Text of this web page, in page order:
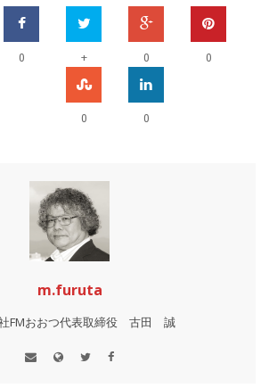
0 + 0 0
0 0
m.furuta
FMおおつ代表取締役 古田 誠